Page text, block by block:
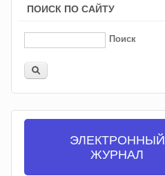
ПОИСК ПО САЙТУ
Поиск
ЭЛЕКТРОННЫЙ
ЖУРНАЛ